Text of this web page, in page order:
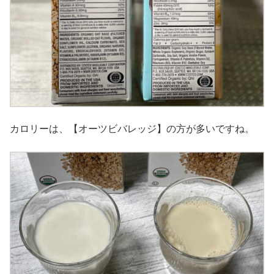
カロリーは、【オーツビバレッジ】の方が多いですね。